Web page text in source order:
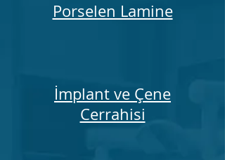
Porselen Lamine
İmplant ve Çene
Cerrahisi